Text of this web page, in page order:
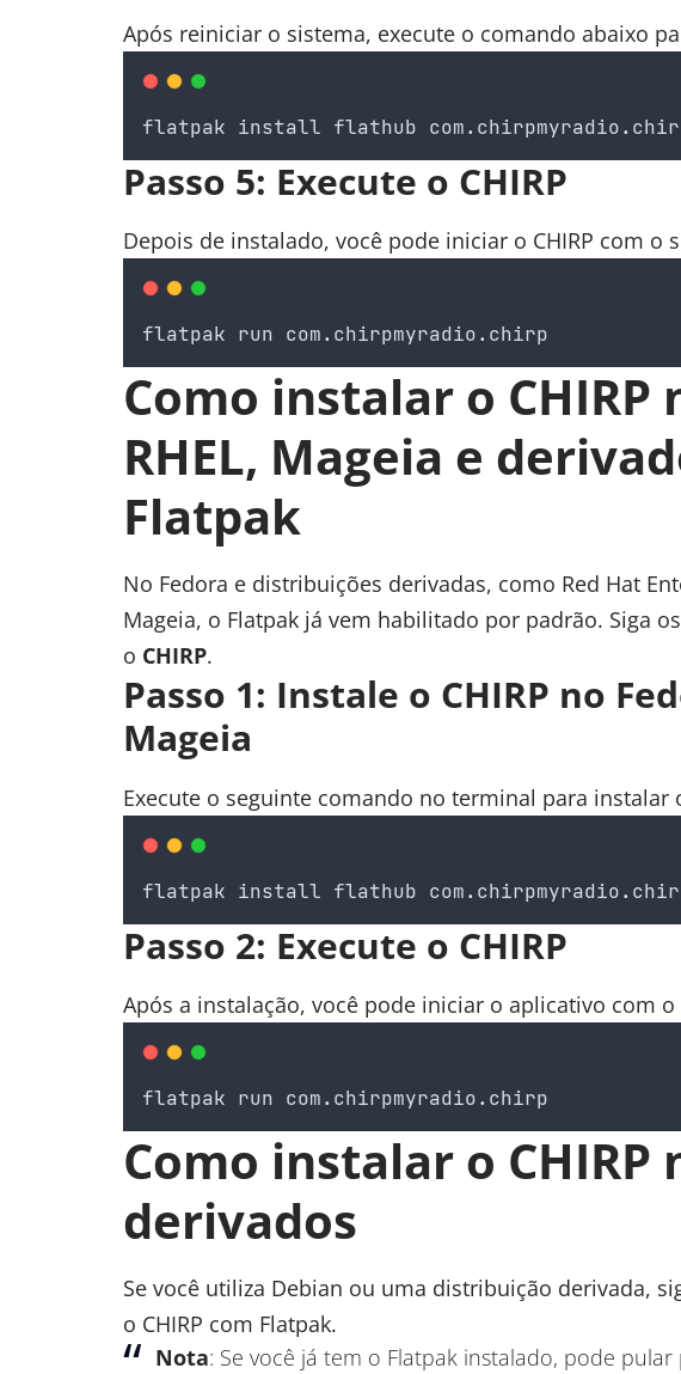
Após reiniciar o sistema, execute o comando abaixo
flatpak install flathub com. chirpmyradio.
Passo 5: Execute o CHIRP
Depois de instalado, você pode iniciar o CHIRP com o
flatpak run com. chirpmyradio. chirp
Como instalar o CHIRP
RHEL, Mageia e
Flatpak
No Fedora e distribuições derivadas, como Red Hat
Mageia, o Flatpak já vem habilitado por padrão. Siga
o CHIRP.
Passo 1: Instale o CHIRP no
Mageia
Execute o seguinte comando no terminal para instalar
flatpak install flathub com. chirpmyradio.
Passo 2: Execute o CHIRP
Após a instalação, você pode iniciar o aplicativo com
flatpak run com. chirpmyradio. chirp
Como instalar o CHIRP
derivados
Se você utiliza Debian ou uma distribuição derivada,
o CHIRP com Flatpak.
Nota: Se você já tem o Flatpak instalado, pode pular